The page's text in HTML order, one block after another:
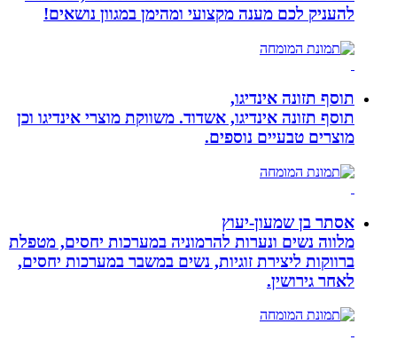
להעניק לכם מענה מקצועי ומהימן במגוון נושאים!
תוסף תזונה אינדיגו,
תוסף תזונה אינדיגו, אשדוד. משווקת מוצרי אינדיגו וכן
מוצרים טבעיים נוספים.
אסתר בן שמעון-יעוץ
מלווה נשים ונערות להרמוניה במערכות יחסים, מטפלת
ברווקות ליצירת זוגיות, נשים במשבר במערכות יחסים,
לאחר גירושין.